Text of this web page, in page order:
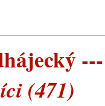
(471)